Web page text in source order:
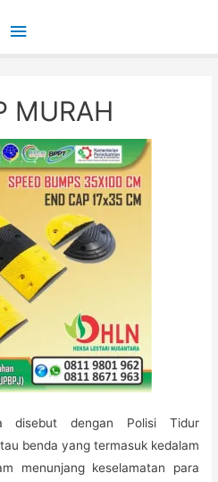
Main
MURAH
disebut dengan Polisi Tidur
benda yang termasuk kedalam
menunjang keselamatan para